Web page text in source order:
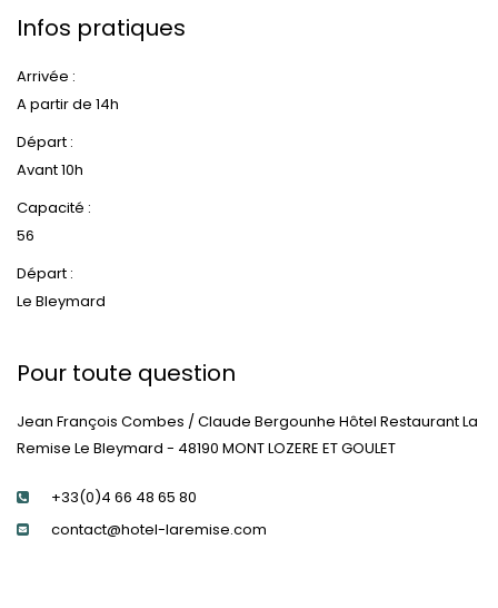
Infos pratiques
Arrivée :
A partir de 14h
Départ :
Avant 10h
Capacité :
56
Départ :
Le Bleymard
Pour toute question
Jean François Combes / Claude Bergounhe Hôtel Restaurant La
Remise Le Bleymard - 48190 MONT LOZERE ET GOULET
+33(0)4 66 48 65 80
contact@hotel-laremise.com